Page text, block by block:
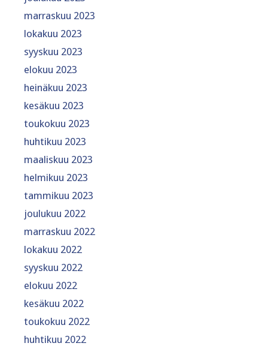
marraskuu 2023
lokakuu 2023
syyskuu 2023
elokuu 2023
heinäkuu 2023
kesäkuu 2023
toukokuu 2023
huhtikuu 2023
maaliskuu 2023
helmikuu 2023
tammikuu 2023
joulukuu 2022
marraskuu 2022
lokakuu 2022
syyskuu 2022
elokuu 2022
kesäkuu 2022
toukokuu 2022
huhtikuu 2022